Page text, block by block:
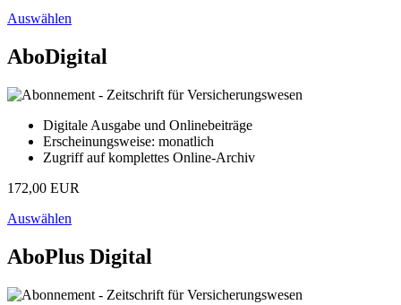
Auswählen
AboDigital
Digitale Ausgabe und Onlinebeiträge
Erscheinungsweise: monatlich
Zugriff auf komplettes Online-Archiv
172,00 EUR
Auswählen
AboPlus Digital